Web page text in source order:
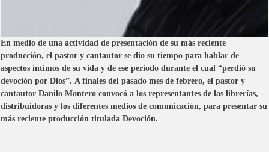
En medio de una actividad de presentación de su más reciente
producción, el pastor y cantautor se dio su tiempo para hablar de
aspectos íntimos de su vida y de ese periodo durante el cual “perdió su
devoción por Dios”. A finales del pasado mes de febrero, el pastor y
cantautor Danilo Montero convocó a los representantes de las librerías,
distribuidoras y los diferentes medios de comunicación, para presentar su
más reciente producción titulada Devoción.